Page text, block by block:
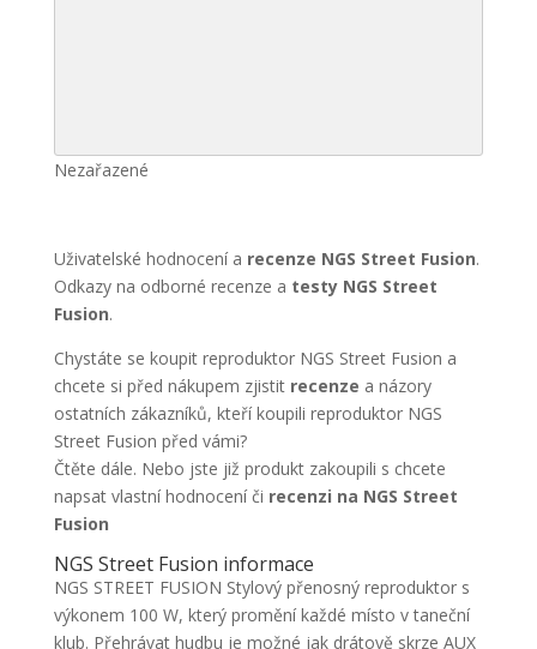
Nezařazené
Uživatelské hodnocení a recenze NGS Street Fusion.
Odkazy na odborné recenze a testy NGS Street
Fusion.
Chystáte se koupit reproduktor NGS Street Fusion a
chcete si před nákupem zjistit recenze a názory
ostatních zákazníků, kteří koupili reproduktor NGS
Street Fusion před vámi?
Čtěte dále. Nebo jste již produkt zakoupili s chcete
napsat vlastní hodnocení či recenzi na NGS Street
Fusion
NGS Street Fusion informace
NGS STREET FUSION Stylový přenosný reproduktor s
výkonem 100 W, který promění každé místo v taneční
klub. Přehrávat hudbu je možné jak drátově skrze AUX